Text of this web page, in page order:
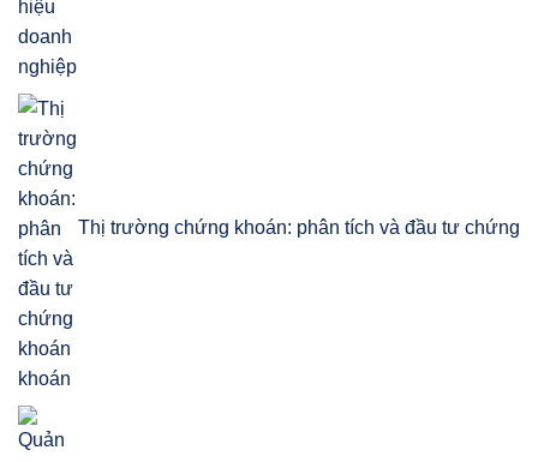
Thị trường chứng khoán: phân tích và đầu tư chứng
khoán